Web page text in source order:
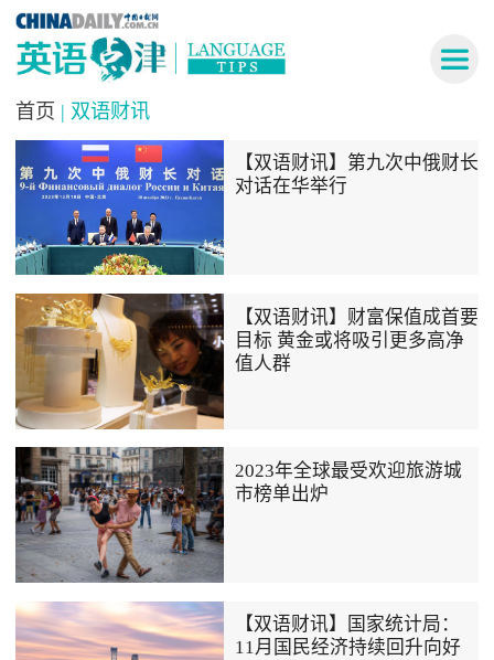
首页 | 双语财讯
【双语财讯】第九次中俄财长
对话在华举行
【双语财讯】财富保值成首要
目标 黄金或将吸引更多高净
值人群
2023年全球最受欢迎旅游城
市榜单出炉
【双语财讯】国家统计局：
11月国民经济持续回升向好